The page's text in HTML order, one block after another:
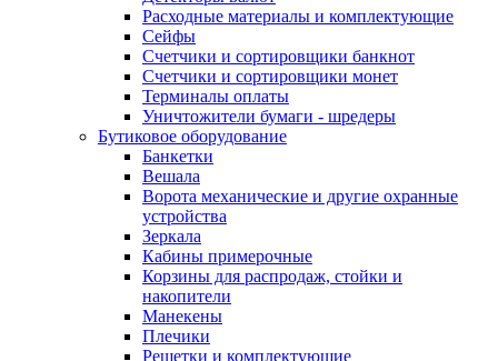
Расходные материалы и комплектующие
Сейфы
Счетчики и сортировщики банкнот
Счетчики и сортировщики монет
Терминалы оплаты
Уничтожители бумаги - шредеры
Бутиковое оборудование
Банкетки
Вешала
Ворота механические и другие охранные
устройства
Зеркала
Кабины примерочные
Корзины для распродаж, стойки и
накопители
Манекены
Плечики
Решетки и комплектующие